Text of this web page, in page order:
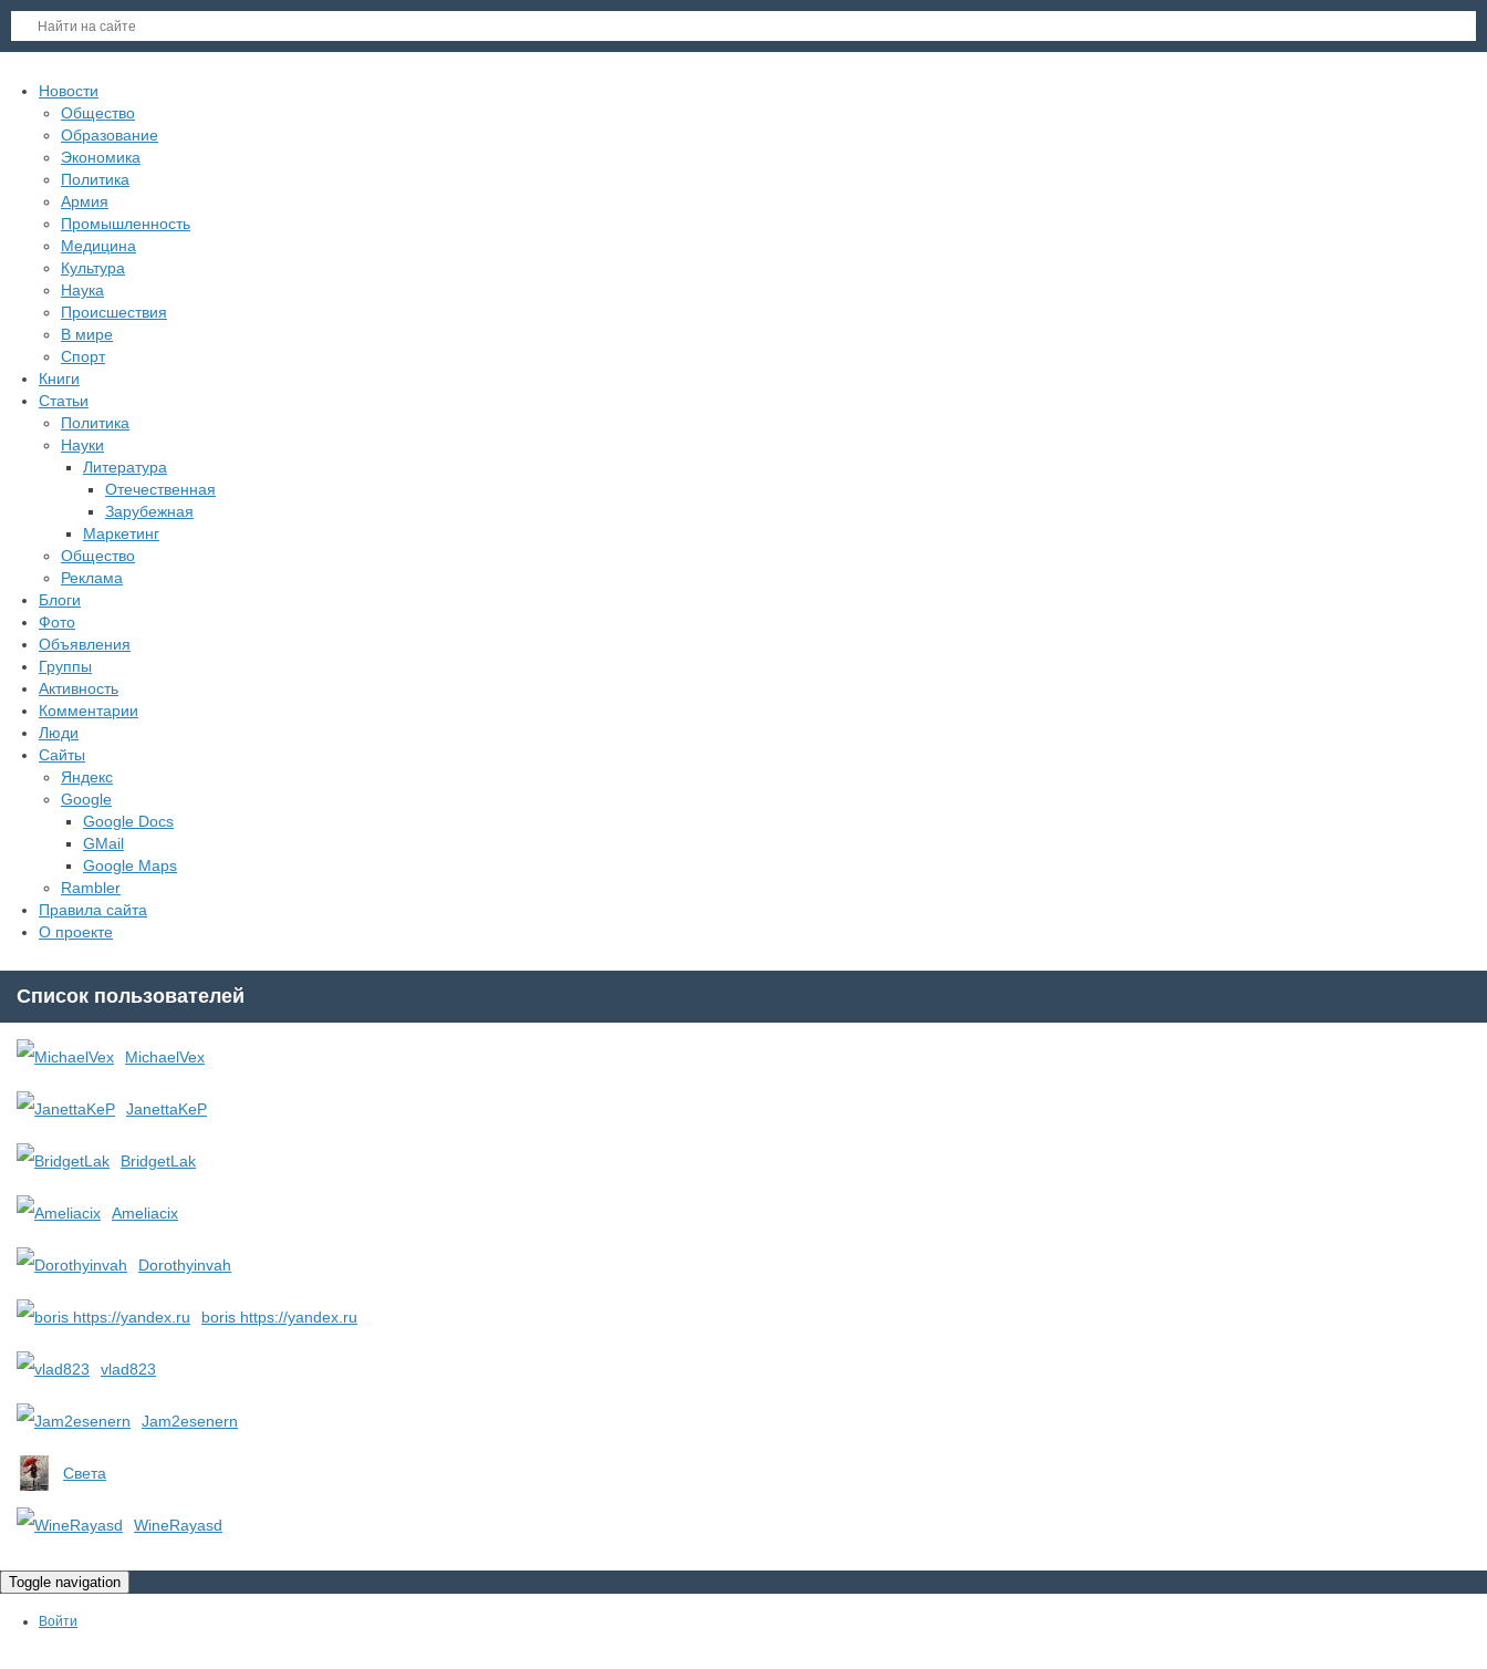
Новости
Общество
Образование
Экономика
Политика
Армия
Промышленность
Медицина
Культура
Наука
Происшествия
В мире
Спорт
Книги
Статьи
Политика
Науки
Литература
Отечественная
Зарубежная
Маркетинг
Общество
Реклама
Блоги
Фото
Объявления
Группы
Активность
Комментарии
Люди
Сайты
Яндекс
Google
Google Docs
GMail
Google Maps
Rambler
Правила сайта
О проекте
Список пользователей
MichaelVex
JanettaKeP
BridgetLak
Ameliacix
Dorothyinvah
boris https://yandex.ru
vlad823
Jam2esenern
Света
WineRayasd
Toggle navigation
Войти